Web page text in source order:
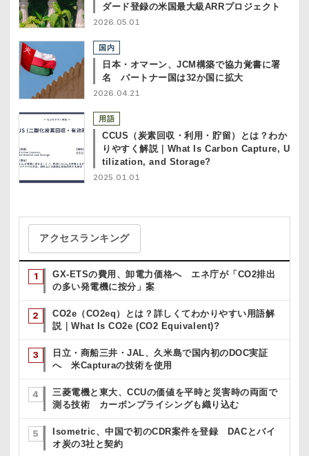
ダード登録の米国最大級ARRプロジェクト
2026.05.01
国内
日本・オマーン、JCM構築で協力覚書に署
名 パートナー国は32か国に拡大
2026.04.21
用語
CCUS（炭素回収・利用・貯留）とは？わか
りやすく解説｜What Is Carbon Capture, U
tilization, and Storage?
2025.01.01
アクセスランキング
GX-ETSの費用、卸電力価格へ エネ庁が「CO2排出
の多い発電機に按分」案
CO2e（CO2eq）とは？詳しくてわかりやすい用語解
説｜What Is CO2e (CO2 Equivalent)?
日立・商船三井・JAL、久米島で国内初のDOC実証
へ 米Capturaの技術を使用
三菱電機と東大、CCUの価値を平時と災害時の両面で
測る技術 カーボンプライシングも織り込む
Isometric、中国で初のCDR案件を登録 DACとバイ
オ炭の3社と契約